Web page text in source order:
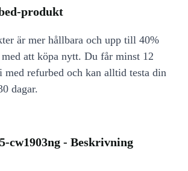
produkt
är mer hållbara och upp till 40%
att köpa nytt. Du får minst 12
med refurbed och kan alltid testa din
dagar.
cw1903ng - Beskrivning